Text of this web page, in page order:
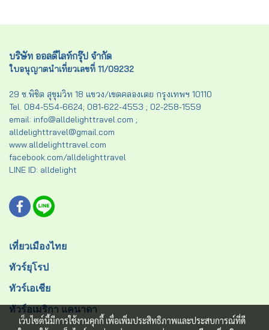
บริษัท ออลดีไลท์กรุ๊ป จำกัด
ใบอนุญาตนำเที่ยวเลขที่ 11/09232
29 ซ.พิชิต สุขุมวิท 18 แขวง/เขตคลองเตย กรุงเทพฯ 10110
Tel. 084-554-6624; 081-622-4553 ; 02-258-1559
email: info@alldelighttravel.com ;
alldelighttravel@gmail.com
www.alldelighttravel.com
facebook.com/alldelighttravel
LINE ID: alldelight
เที่ยวเมืองไทย
ทัวร์ยุโรป
ทัวร์เอเชีย
ทัวร์อเมริกา แคนาดา
เว็บไซต์นี้มีการใช้งานคุกกี้ เพื่อเพิ่มประสิทธิภาพและประสบการณ์ที่ดี